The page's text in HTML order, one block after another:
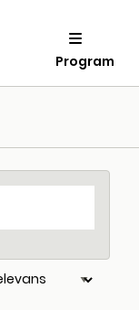
Program